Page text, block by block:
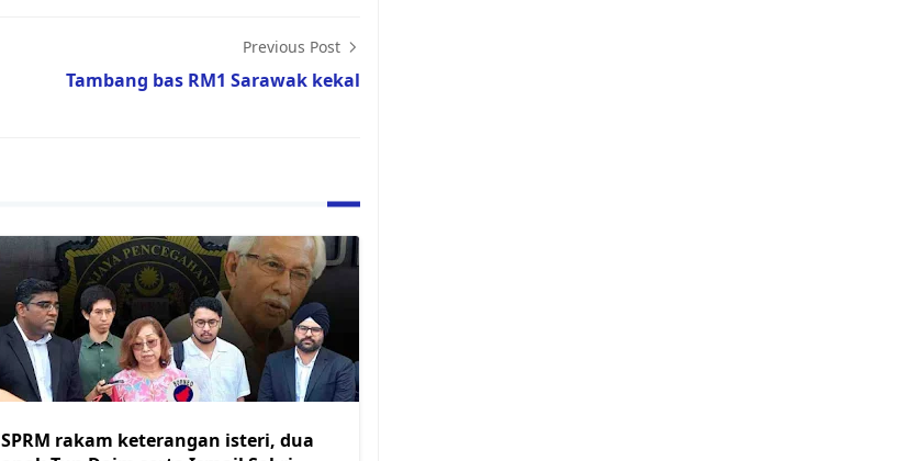
Previous Post
Tambang bas RM1 Sarawak kekal
SPRM rakam keterangan isteri, dua